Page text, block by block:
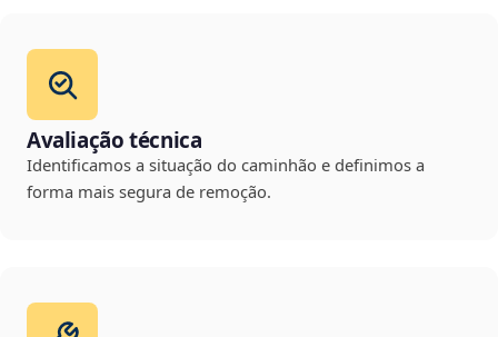
Avaliação técnica
Identificamos a situação do caminhão e definimos a
forma mais segura de remoção.